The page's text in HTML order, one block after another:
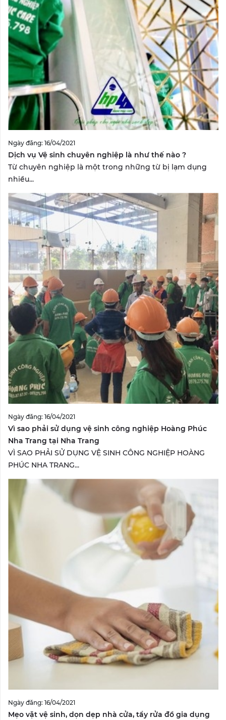
Ngày đăng: 16/04/2021
Dịch vụ Vệ sinh chuyên nghiệp là như thế nào ?
Từ chuyên nghiệp là một trong những từ bị lạm dụng
nhiều...
Ngày đăng: 16/04/2021
Vì sao phải sử dụng vệ sinh công nghiệp Hoàng Phúc
Nha Trang tại Nha Trang
VÌ SAO PHẢI SỬ DỤNG VỆ SINH CÔNG NGHIỆP HOÀNG
PHÚC NHA TRANG...
Ngày đăng: 16/04/2021
Mẹo vặt vệ sinh, dọn dẹp nhà cửa, tẩy rửa đồ gia dụng